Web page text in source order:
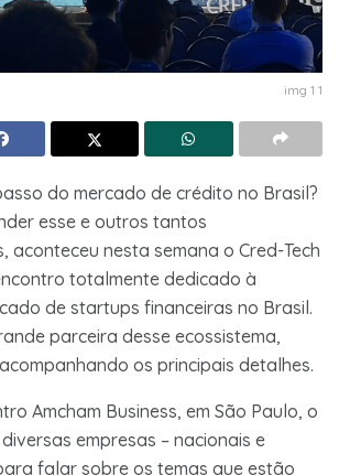
img 1 1
do mercado de crédito no Brasil?
esse e outros tantos
aconteceu nesta semana o Cred-Tech
totalmente dedicado à
de startups financeiras no Brasil.
parceira desse ecossistema,
os principais detalhes.
Amcham Business, em São Paulo, o
empresas – nacionais e
falar sobre os temas que estão